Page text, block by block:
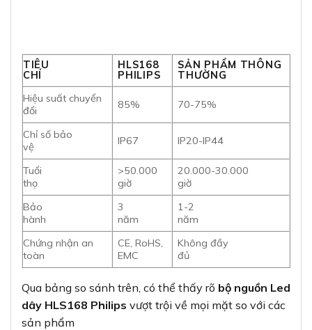
TIÊU
CHÍ
HLS168
PHILIPS
SẢN PHẨM THÔNG
THƯỜNG
Hiệu suất chuyển
đổi
85% 70-75%
Chỉ số bảo
vệ
IP67 IP20-IP44
Tuổi
thọ
>50.000
giờ
20.000-30.000
giờ
Bảo
hành
3
năm
1-2
năm
Chứng nhận an
toàn
CE, RoHS,
EMC
Không đầy
đủ
Qua bảng so sánh trên, có thể thấy rõ bộ nguồn Led
dây HLS168 Philips vượt trội về mọi mặt so với các
sản phẩm